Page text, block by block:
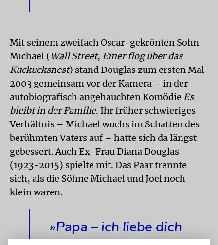
Mit seinem zweifach Oscar-gekrönten Sohn
Michael (Wall Street, Einer flog über das
Kuckucksnest) stand Douglas zum ersten Mal
2003 gemeinsam vor der Kamera – in der
autobiografisch angehauchten Komödie Es
bleibt in der Familie. Ihr früher schwieriges
Verhältnis – Michael wuchs im Schatten des
berühmten Vaters auf – hatte sich da längst
gebessert. Auch Ex-Frau Diana Douglas
(1923-2015) spielte mit. Das Paar trennte
sich, als die Söhne Michael und Joel noch
klein waren.
»Papa – ich liebe dich